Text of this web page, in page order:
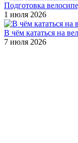
Подготовка
1 июля 2026
В чём кататься на
7 июля 2026